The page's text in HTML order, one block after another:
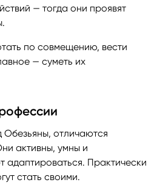
— тогда они проявят
по совмещению, вести
— суметь их
отличаются
активны, умны и
адаптироваться. Практически
стать своими.